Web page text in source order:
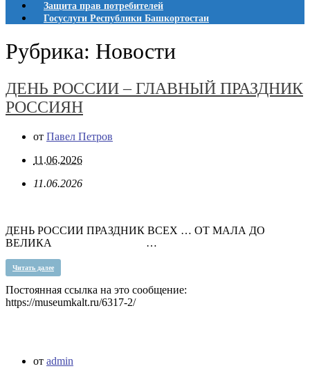
Защита прав потребителей
Госуслуги Республики Башкортостан
Рубрика: Новости
ДЕНЬ РОССИИ – ГЛАВНЫЙ ПРАЗДНИК
РОССИЯН
от Павел Петров
11.06.2026
11.06.2026
ДЕНЬ РОССИИ ПРАЗДНИК ВСЕХ … ОТ МАЛА ДО
ВЕЛИКА …
Читать далее
Постоянная ссылка на это сообщение:
https://museumkalt.ru/6317-2/
от admin